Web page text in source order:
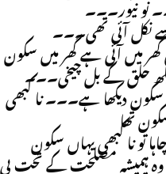
نو نیور۔۔۔
نکل آئی تھی۔۔۔
میں آئی ہے گھر میں سکون
حلق کے بل چیخی۔۔۔
سکون دیکھا ہے۔۔۔ نا کبھی
تھا
تو نا کبھی یہاں سکون
ہمیشہ مصلحت کے تحت پی